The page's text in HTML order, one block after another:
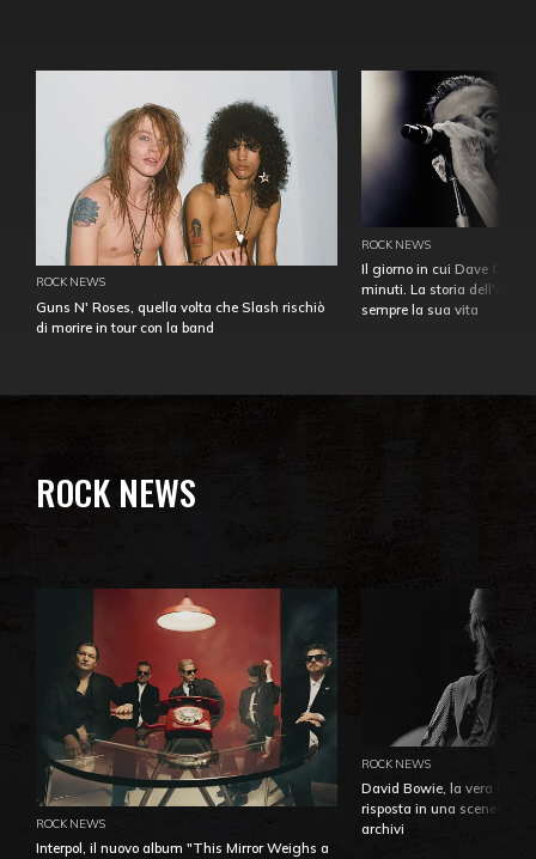
ROCK NEWS
Guns N' Roses, quella volta che Slash rischiò
di morire in tour con la band
ROCK NEWS
Il giorno in cui Dave
minuti. La storia
sempre la sua vita
ROCK NEWS
ROCK NEWS
Interpol, il nuovo album "This Mirror Weighs a
ROCK NEWS
David Bowie, la vera
risposta in una
archivi